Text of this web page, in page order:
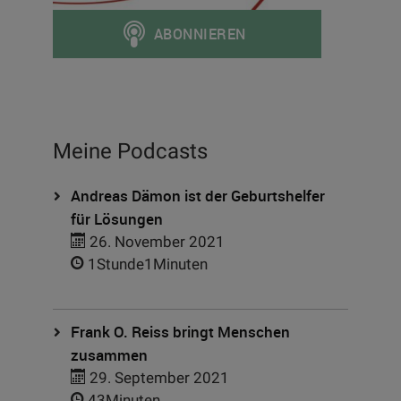
Meine Podcasts
Andreas Dämon ist der Geburtshelfer
für Lösungen
26. November 2021
1Stunde1Minuten
Frank O. Reiss bringt Menschen
zusammen
29. September 2021